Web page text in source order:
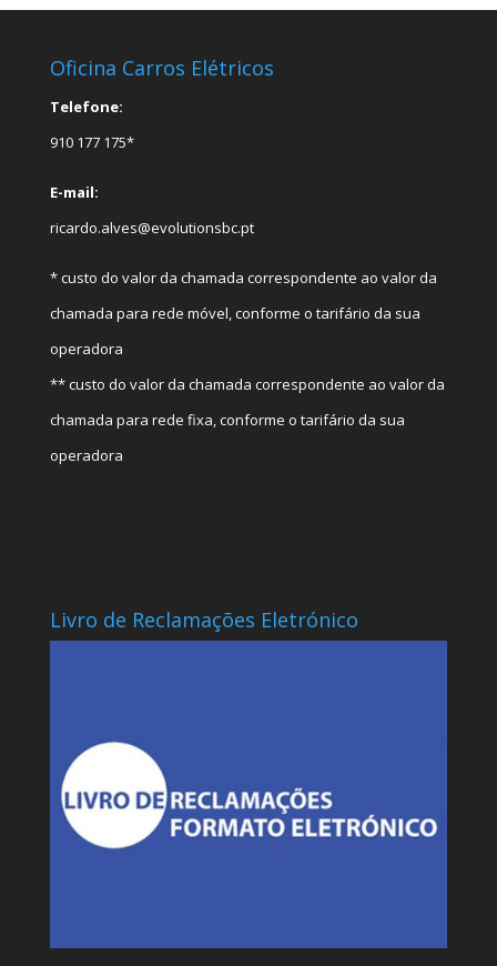
Oficina Carros Elétricos
Telefone:
910 177 175*
E-mail:
ricardo.alves@evolutionsbc.pt
* custo do valor da chamada correspondente ao valor da
chamada para rede móvel, conforme o tarifário da sua
operadora
** custo do valor da chamada correspondente ao valor da
chamada para rede fixa, conforme o tarifário da sua
operadora
Livro de Reclamações Eletrónico